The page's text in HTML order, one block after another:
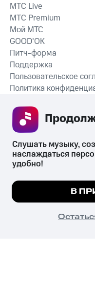
MTС Live
MTС Premium
Мой МТС
GOOD’OK
Питч-форма
Поддержка
Пользовательское
Политика
психотропных веществ,
их незаконный оборот
законодательством
© 2026 ООО «КИОН».
Все права защищены
Мы используем
Слушать музыку,
наслаждаться
удобно!
В